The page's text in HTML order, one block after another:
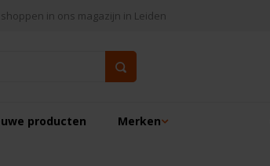
shoppen in ons magazijn in Leiden
producten Merken